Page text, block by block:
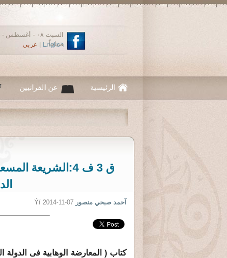
صباحاً
English عربي
الرئيسية عن القرانيين
ق 3 ف 4:الشريعة
آحمد صبحي منصور Ýí 2014-11-07
كتاب ( المعارضة الوهابية فى